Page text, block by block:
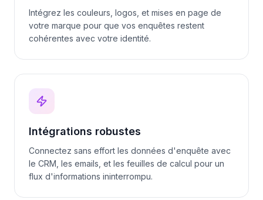
Intégrez les couleurs, logos, et mises en page de
votre marque pour que vos enquêtes restent
cohérentes avec votre identité.
Intégrations robustes
Connectez sans effort les données d'enquête avec
le CRM, les emails, et les feuilles de calcul pour un
flux d'informations ininterrompu.